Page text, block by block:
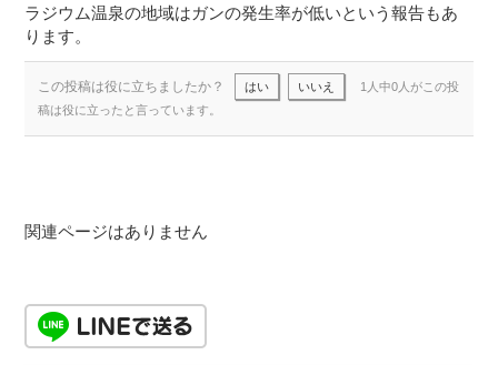
ラジウム温泉の地域はガンの発生率が低いという報告もあ
ります。
この投稿は役に立ちましたか？ はい いいえ
1人中0人がこの投
稿は役に立ったと言っています。
関連ページはありません